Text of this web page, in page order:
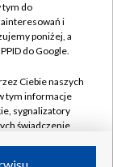
tym do
i
poniżej, a
do Google.
Ciebie naszych
tym informacje
sygnalizatory
świadczenie